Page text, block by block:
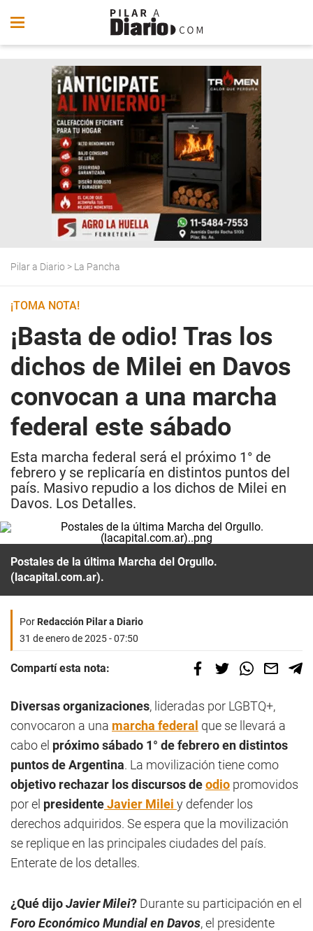
Pilar a Diario > La Pancha
¡TOMA NOTA!
¡Basta de odio! Tras los
dichos de Milei en Davos
convocan a una marcha
federal este sábado
Esta marcha federal será el próximo 1° de
febrero y se replicaría en distintos puntos del
país. Masivo repudio a los dichos de Milei en
Davos. Los Detalles.
Postales de la última Marcha del Orgullo.
(lacapital.com.ar).
PorRedacción Pilar a Diario
31 de enero de 2025 - 07:50
Compartí esta nota:
Diversas organizaciones, lideradas por LGBTQ+,
convocaron a una marcha federal que se llevará a
cabo el próximo sábado 1° de febreroen distintos
puntos de Argentina. La movilización tiene como
objetivo rechazar los discursos deodio promovidos
por el presidenteJavier Milei y defender los
derechos adquiridos. Se espera que la movilización
se replique en las principales ciudades del país.
Enterate de los detalles.
¿Qué dijoJavier Milei? Durante su participación en el
Foro Económico Mundial en Davos, el presidente